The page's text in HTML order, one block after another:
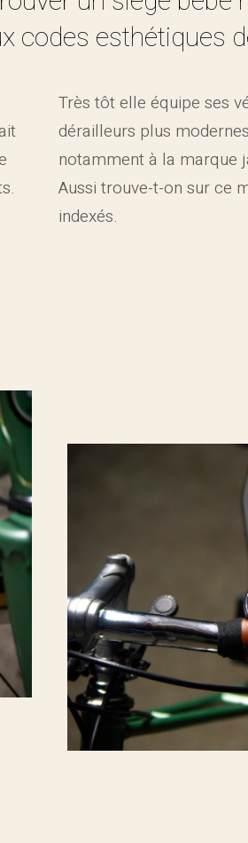
codes esthétiques
Très tôt elle équipe ses
dérailleurs plus
notamment à la marque
Aussi trouve-t-on sur ce
indexés.